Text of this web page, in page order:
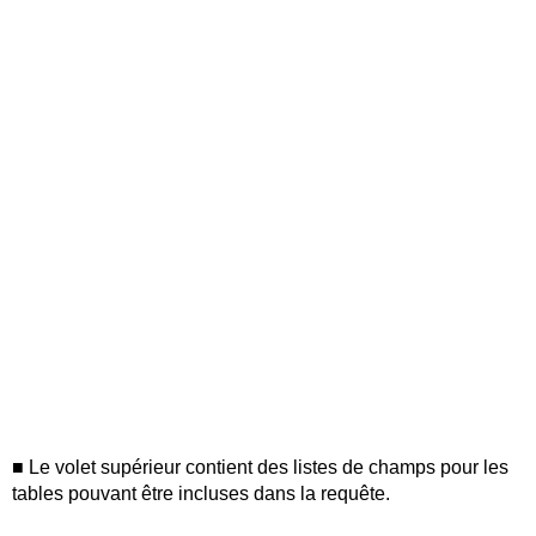
■ Le volet supérieur contient des listes de champs pour les
tables pouvant être incluses dans la requête.